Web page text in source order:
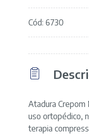
Cód: 6730
Atadura Crepom
uso ortopédico,
terapia